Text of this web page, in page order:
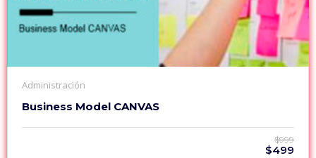
Administración
Business Model CANVAS
$999
$499